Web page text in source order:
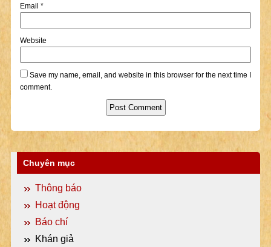
Email *
Website
Save my name, email, and website in this browser for the next time I
comment.
Chuyên mục
Thông báo
Hoạt động
Báo chí
Khán giả